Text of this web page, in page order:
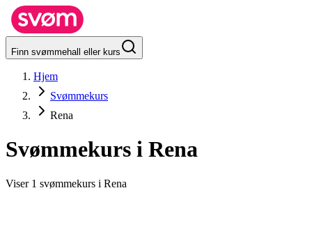
Finn svømmehall eller kurs
Hjem
Svømmekurs
Rena
Svømmekurs i Rena
Viser 1 svømmekurs i Rena